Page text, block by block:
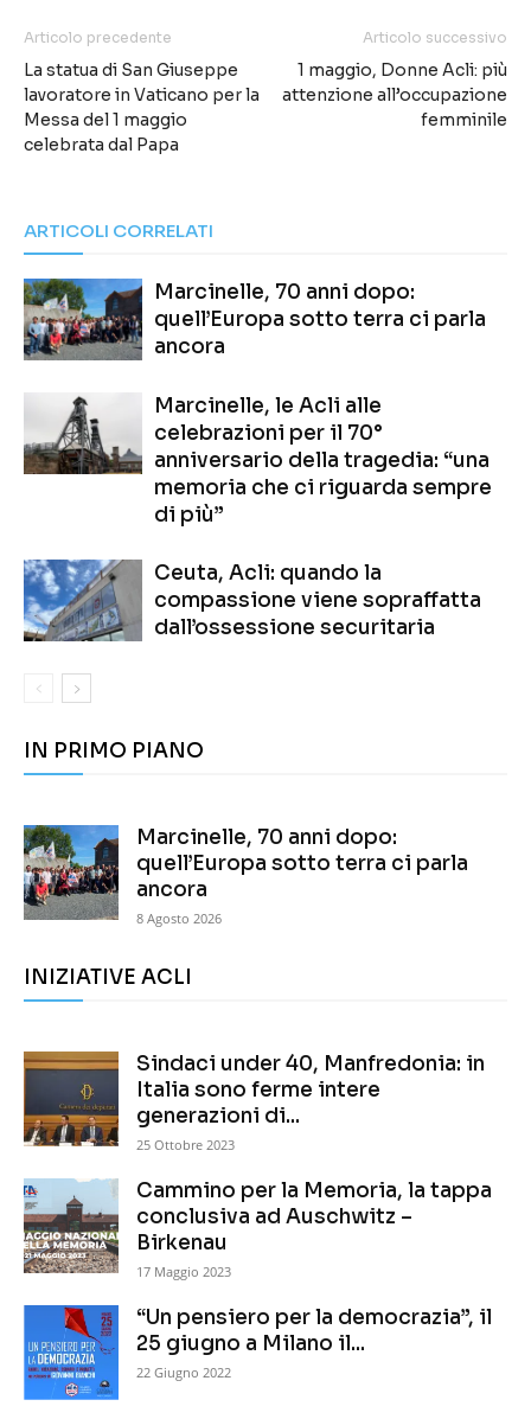
Articolo precedente
La statua di San Giuseppe
lavoratore in Vaticano per la
Messa del 1 maggio
celebrata dal Papa
Articolo successivo
1 maggio, Donne Acli: più
attenzione all’occupazione
femminile
ARTICOLI CORRELATI
Marcinelle, 70 anni dopo:
quell’Europa sotto terra ci parla
ancora
Marcinelle, le Acli alle
celebrazioni per il 70°
anniversario della tragedia: “una
memoria che ci riguarda sempre
di più”
Ceuta, Acli: quando la
compassione viene sopraffatta
dall’ossessione securitaria
IN PRIMO PIANO
Marcinelle, 70 anni dopo:
quell’Europa sotto terra ci parla
ancora
8 Agosto 2026
INIZIATIVE ACLI
Sindaci under 40, Manfredonia: in
Italia sono ferme intere
generazioni di...
25 Ottobre 2023
Cammino per la Memoria, la tappa
conclusiva ad Auschwitz –
Birkenau
17 Maggio 2023
“Un pensiero per la democrazia”, il
25 giugno a Milano il...
22 Giugno 2022